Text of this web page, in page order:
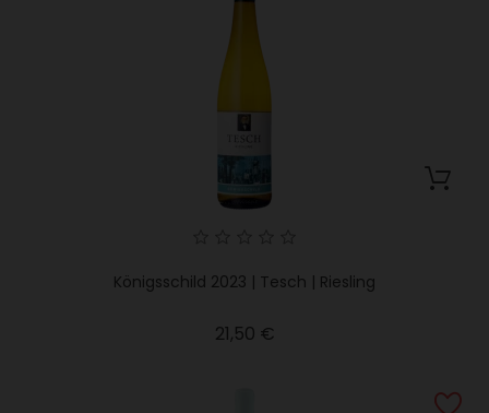
Königsschild 2023 | Tesch | Riesling
21,50 €